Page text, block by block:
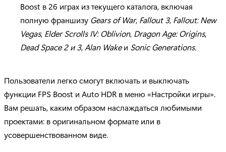
Boost в 26 играх из текущего каталога, включая
полную франшизу Gears of War, Fallout 3, Fallout: New
Vegas, Elder Scrolls IV: Oblivion, Dragon Age: Origins,
Dead Space 2 и 3, Alan Wakeи Sonic Generations.
Пользователи легко смогут включать и выключать
функции FPS Boost и Auto HDR в меню «Настройки игры».
Вам решать, каким образом наслаждаться любимыми
проектами: в оригинальном формате или в
усовершенствованном виде.